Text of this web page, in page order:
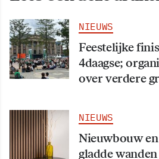
NIEUWS
Feestelijke
4daagse;
over verdere
NIEUWS
Nieuwbouw
gladde